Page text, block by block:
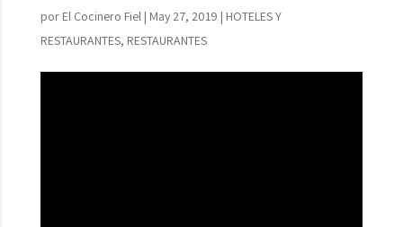
por El Cocinero Fiel| May 27, 2019 | HOTELES Y
RESTAURANTES, RESTAURANTES